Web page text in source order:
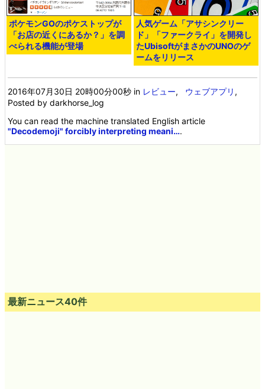
ポケモンGOのポケストップが
「お店の近くにあるか？」を調
べられる機能が登場
人気ゲーム「アサシンクリー
ド」「ファークライ」を開発し
たUbisoftがまさかのUNOのゲ
ームをリリース
2016年07月30日 20時00分00秒 in レビュー, ウェブアプリ ,
Posted by darkhorse_log
You can read the machine translated English article
"Decodemoji" forcibly interpreting meani….
最新ニュース40件